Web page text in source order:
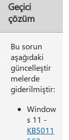
Geçici
çözüm
Bu sorun
aşağıdaki
güncelleştir
melerde
giderilmiştir:
Window
s 11 -
KB5011